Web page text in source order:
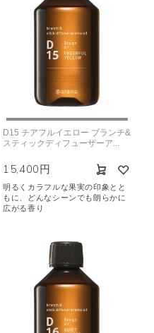
D15 チアフルイエロー ブランチ&
スティックディフューザーア...
15,400円
明るくカラフルな果実の印象とと
もに、どんなシーンでも朗らかに
広がる香り